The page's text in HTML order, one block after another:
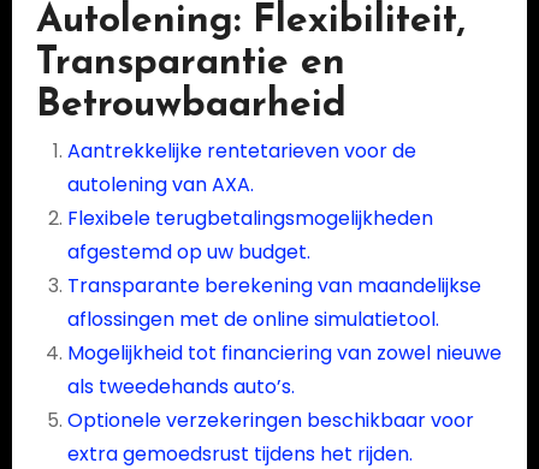
Autolening: Flexibiliteit,
Transparantie en
Betrouwbaarheid
Aantrekkelijke rentetarieven voor de
autolening van AXA.
Flexibele terugbetalingsmogelijkheden
afgestemd op uw budget.
Transparante berekening van maandelijkse
aflossingen met de online simulatietool.
Mogelijkheid tot financiering van zowel nieuwe
als tweedehands auto’s.
Optionele verzekeringen beschikbaar voor
extra gemoedsrust tijdens het rijden.